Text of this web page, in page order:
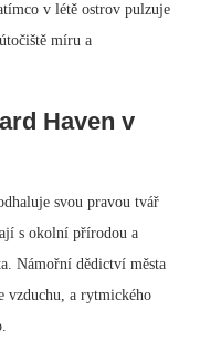
v létě ostrov pulzuje
míru a
Haven v
svou pravou tvář
s okolní přírodou a
Námořní dědictví města
vzduchu, a rytmického